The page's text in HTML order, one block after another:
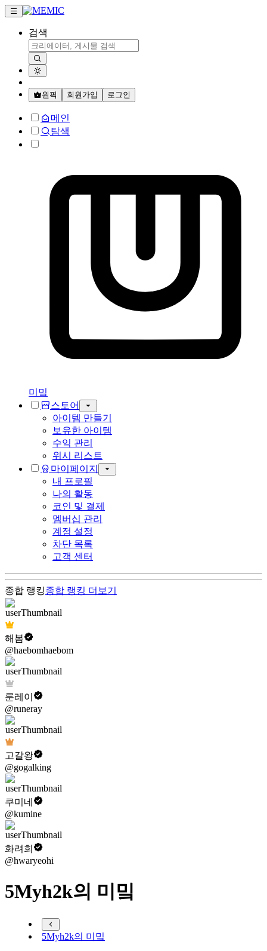
검색
원픽 회원가입 로그인
메인
탐색
미밐
스토어
아이템 만들기
보유한 아이템
수익 관리
위시 리스트
마이페이지
내 프로필
나의 활동
코인 및 결제
멤버십 관리
계정 설정
차단 목록
고객 센터
종합 랭킹종합 랭킹 더보기
해봄
@haebomhaebom
룬레이
@runeray
고갈왕
@gogalking
쿠미네
@kumine
화려희
@hwaryeohi
5Myh2k의 미밐
5Myh2k의 미밐